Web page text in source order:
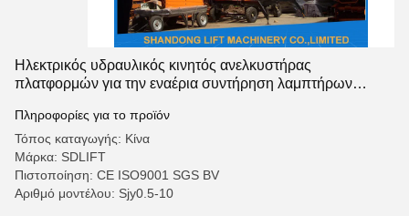
Ηλεκτρικός υδραυλικός κινητός ανελκυστήρας
πλατφορμών για την εναέρια συντήρηση λαμπτήρων
Πληροφορίες για το προϊόν
Τόπος καταγωγής: Κίνα
Μάρκα: SDLIFT
Πιστοποίηση: CE ISO9001 SGS BV
Αριθμό μοντέλου: Sjy0.5-10